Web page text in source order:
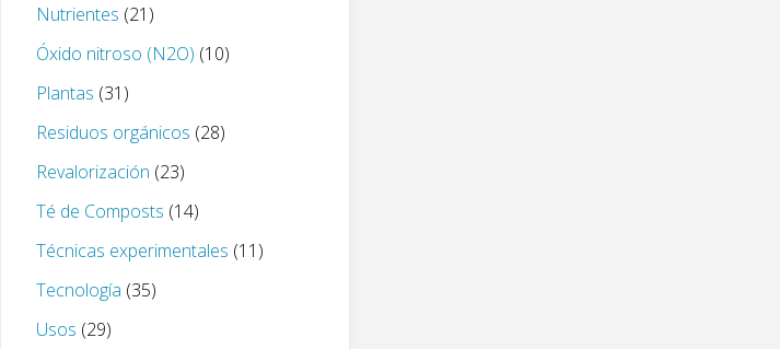
Nutrientes (21)
Óxido nitroso (N2O) (10)
Plantas (31)
Residuos orgánicos (28)
Revalorización (23)
Té de Composts (14)
Técnicas experimentales (11)
Tecnología (35)
Usos (29)